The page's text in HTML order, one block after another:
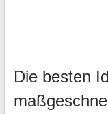
Die besten